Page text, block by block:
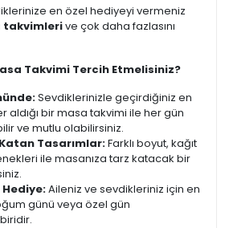
en özel hediyeyi vermeniz
takvimlerive çok daha fazlasını
Takvimi Tercih Etmelisiniz?
Sevdiklerinizle geçirdiğiniz en
aldığı bir masa takvimi ile her gün
ve mutlu olabilirsiniz.
Katan Tasarımlar:Farklı boyut, kağıt
ile masanıza tarz katacak bir
Aileniz ve sevdikleriniz için en
günü veya özel gün